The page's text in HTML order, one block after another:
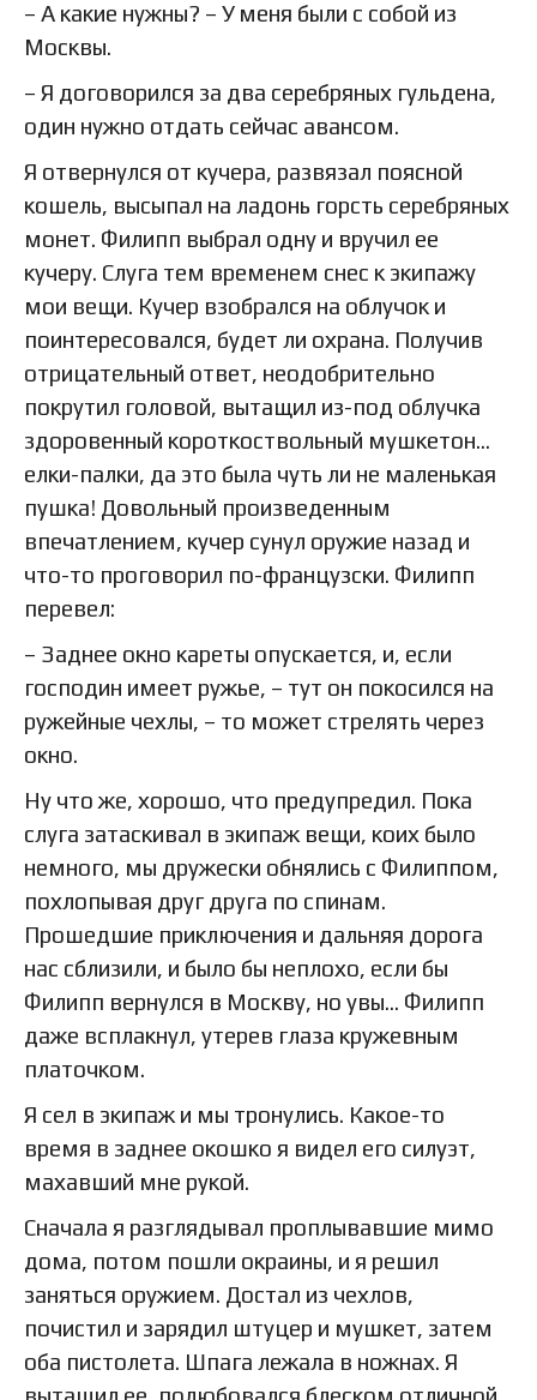
– А какие нужны? – У меня были с собой из
Москвы.
– Я договорился за два серебряных гульдена,
один нужно отдать сейчас авансом.
Я отвернулся от кучера, развязал поясной
кошель, высыпал на ладонь горсть серебряных
монет. Филипп выбрал одну и вручил ее
кучеру. Слуга тем временем снес к экипажу
мои вещи. Кучер взобрался на облучок и
поинтересовался, будет ли охрана. Получив
отрицательный ответ, неодобрительно
покрутил головой, вытащил из-под облучка
здоровенный короткоствольный мушкетон…
елки-палки, да это была чуть ли не маленькая
пушка! Довольный произведенным
впечатлением, кучер сунул оружие назад и
что-то проговорил по-французски. Филипп
перевел:
– Заднее окно кареты опускается, и, если
господин имеет ружье, – тут он покосился на
ружейные чехлы, – то может стрелять через
окно.
Ну что же, хорошо, что предупредил. Пока
слуга затаскивал в экипаж вещи, коих было
немного, мы дружески обнялись с Филиппом,
похлопывая друг друга по спинам.
Прошедшие приключения и дальняя дорога
нас сблизили, и было бы неплохо, если бы
Филипп вернулся в Москву, но увы… Филипп
даже всплакнул, утерев глаза кружевным
платочком.
Я сел в экипаж и мы тронулись. Какое-то
время в заднее окошко я видел его силуэт,
махавший мне рукой.
Сначала я разглядывал проплывавшие мимо
дома, потом пошли окраины, и я решил
заняться оружием. Достал из чехлов,
почистил и зарядил штуцер и мушкет, затем
оба пистолета. Шпага лежала в ножнах. Я
вытащил ее, полюбовался блеском отличной